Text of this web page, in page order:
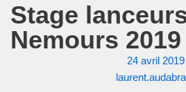
Stage
Nemours
24 avril 2019